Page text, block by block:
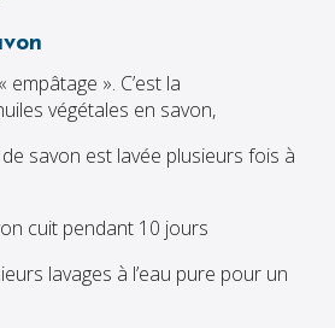
». C’est la
végétales en savon,
savon est lavée plusieurs fois à
cuit pendant 10 jours
lavages à l’eau pure pour un